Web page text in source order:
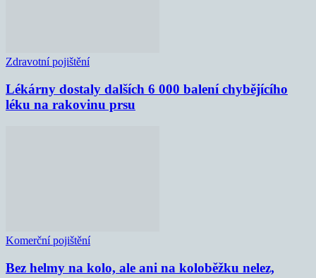
Zdravotní pojištění
Lékárny dostaly dalších 6 000 balení chybějícího
léku na rakovinu prsu
Komerční pojištění
Bez helmy na kolo, ale ani na koloběžku nelez,